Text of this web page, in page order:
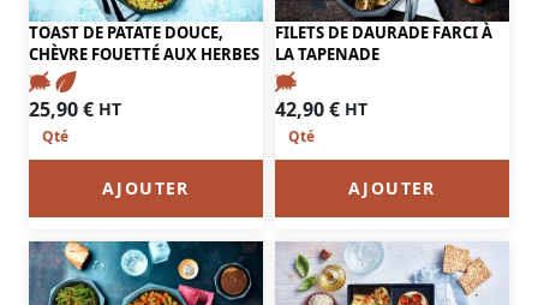
TOAST DE PATATE DOUCE,
CHÈVRE FOUETTÉ AUX HERBES
25,90€ HT
AJOUTER
FILETS DE DAURADE FARCI À
LA TAPENADE
42,90€ HT
AJOUTER